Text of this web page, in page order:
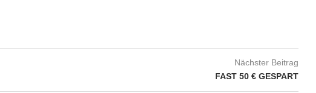
Nächster Beitrag
FAST 50 € GESPART